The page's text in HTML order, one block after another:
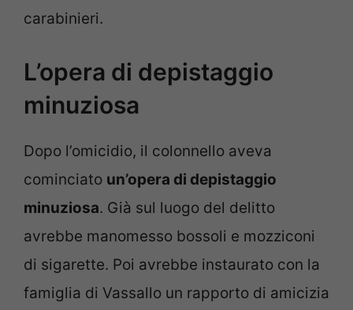
carabinieri.
L’opera di depistaggio
minuziosa
Dopo l’omicidio, il colonnello aveva
cominciato un’opera di depistaggio
minuziosa. Già sul luogo del delitto
avrebbe manomesso bossoli e mozziconi
di sigarette. Poi avrebbe instaurato con la
famiglia di Vassallo un rapporto di amicizia